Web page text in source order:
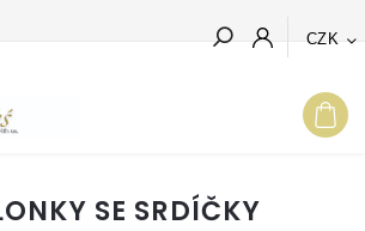
CZK
Hledat
SE SRDÍČKY